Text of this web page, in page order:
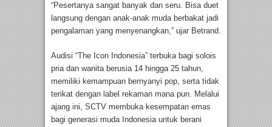
“Pesertanya sangat banyak dan seru. Bisa duet
langsung dengan anak-anak muda berbakat jadi
pengalaman yang menyenangkan,” ujar Betrand.
Audisi “The Icon Indonesia” terbuka bagi solois
pria dan wanita berusia 14 hingga 25 tahun,
memiliki kemampuan bernyanyi pop, serta tidak
terikat dengan label rekaman mana pun. Melalui
ajang ini, SCTV membuka kesempatan emas
bagi generasi muda Indonesia untuk berani